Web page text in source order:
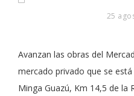
25
Avanzan las obras del
mercado privado que se
Minga Guazú, Km 14,5 de la